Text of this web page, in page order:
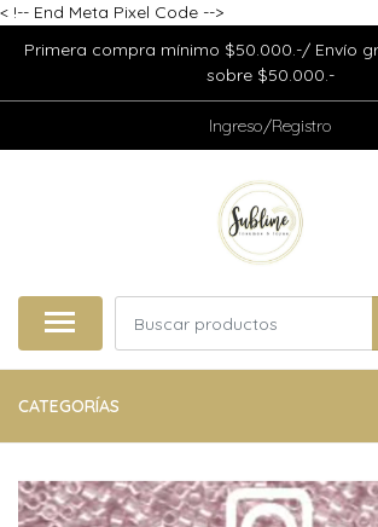
< !-- End Meta Pixel Code -->
Primera compra mínimo $50.000.-/ Envío
sobre $50.000.-
Ingreso/Registro
CATEGORÍAS